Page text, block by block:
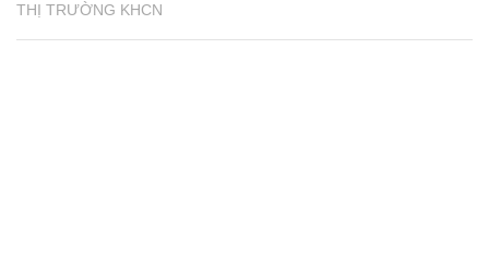
THỊ TRƯỜNG KHCN